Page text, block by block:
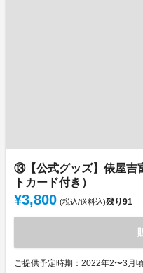
⑬【公式グッズ】俵屋吉
トカード付き）
¥3,800 (税込/送料込)残り91
ご提供予定時期：2022年2〜3月